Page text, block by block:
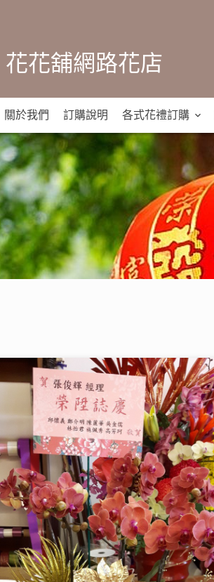
花花舖網路花店
關於我們 訂購說明 各式花禮訂購